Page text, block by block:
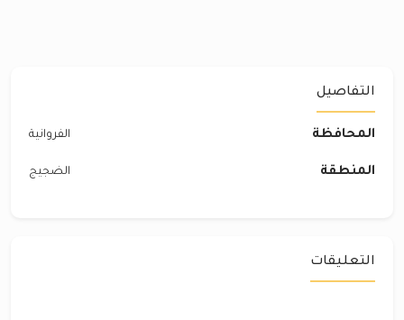
التفاصيل
المحافظة الفروانية
المنطقة الضجيج
التعليقات